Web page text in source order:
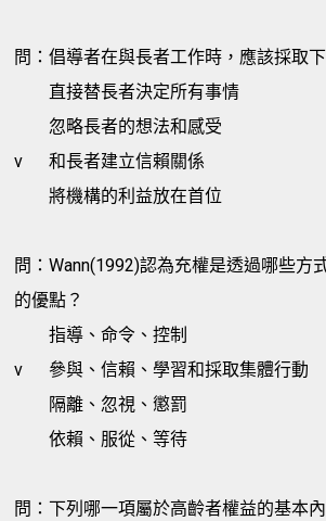
問：倡導者在與長者工作時，應該採取
直接替長者決定所有事情
忽略長者的想法和感受
v
和長者建立信賴關係
將機構的利益放在首位
問：Wann(1992)認為充權是透過哪些方
的優點？
指導、命令、控制
v
參與、信賴、學習和採取集體行動
隔離、忽視、懲罰
依賴、服從、等待
問：下列哪一項屬於高齡者權益的基本